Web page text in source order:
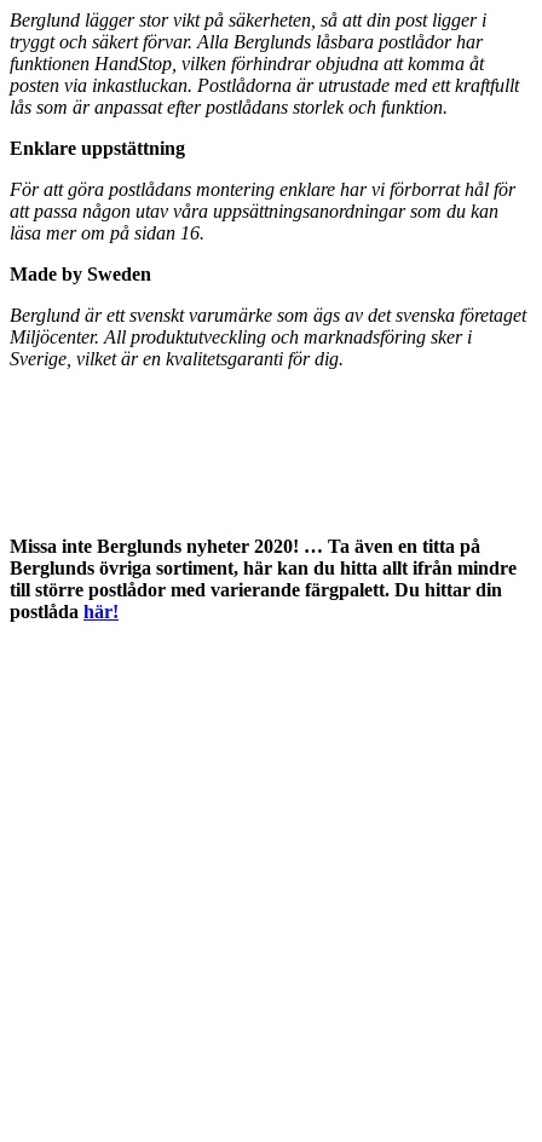
Berglund lägger stor vikt på säkerheten, så att din post ligger i
tryggt och säkert förvar. Alla Berglunds låsbara postlådor har
funktionen HandStop, vilken förhindrar objudna att komma åt
posten via inkastluckan. Postlådorna är utrustade med ett kraftfullt
lås som är anpassat efter postlådans storlek och funktion.
Enklare uppstättning
För att göra postlådans montering enklare har vi förborrat hål för
att passa någon utav våra uppsättningsanordningar som du kan
läsa mer om på sidan 16.
Made by Sweden
Berglund är ett svenskt varumärke som ägs av det svenska företaget
Miljöcenter. All produktutveckling och marknadsföring sker i
Sverige, vilket är en kvalitetsgaranti för dig.
Missa inte Berglunds nyheter 2020! … Ta även en titta på
Berglunds övriga sortiment, här kan du hitta allt ifrån mindre
till större postlådor med varierande färgpalett. Du hittar din
postlåda här!